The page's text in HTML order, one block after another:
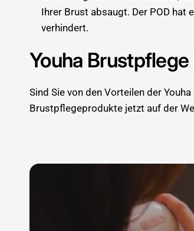
Ihrer Brust absaugt. Der POD hat
verhindert.
Youha
Sind Sie von den Vorteilen der
Brustpflegeprodukte jetzt auf der